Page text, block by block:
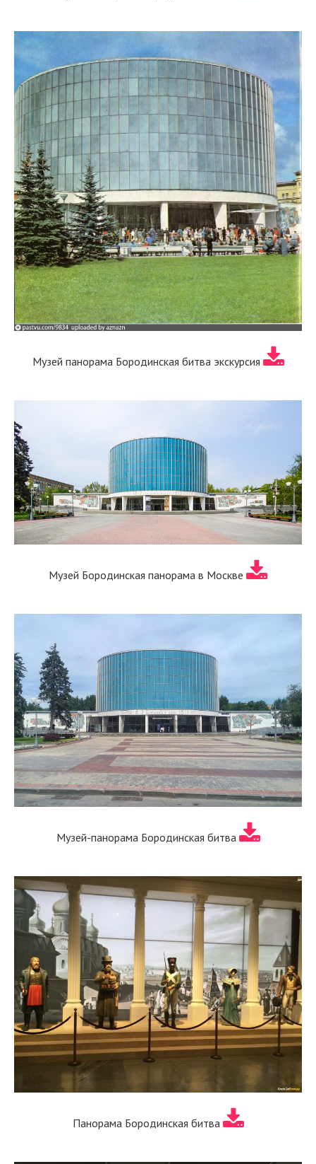
Музей панорама Бородинская битва экскурсия
Музей Бородинская панорама в Москве
Музей-панорама Бородинская битва
Панорама Бородинская битва